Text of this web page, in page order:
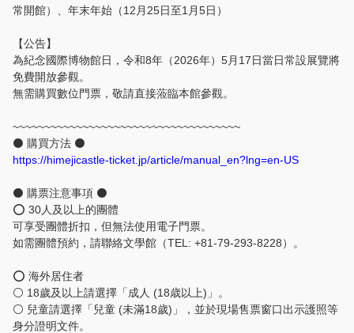
한국어
简体中文
繁體中文
Español
常開館）、年末年始（12月25日至1月5日）
【公告】
為紀念國際博物館日，令和8年（2026年）5月17日當日常設展覽將
免費開放參觀。
無需購買數位門票，敬請直接蒞臨本館參觀。
~~~~~~~~~~~~~~~~~~~~~~~~~~~~~~~~~~~~
⚫ 購買方法 ⚫
https://himejicastle-ticket.jp/article/manual_en?lng=en-US
⚫ 購票注意事項 ⚫
⭕ 30人及以上的團體
可享受團體折扣，但無法使用電子門票。
如需團體預約，請聯絡文學館（TEL: +81-79-293-8228）。
⭕ 海外居住者
⚪ 18歲及以上請選擇「成人 (18歳以上)」。
⚪ 兒童請選擇「兒童 (未滿18歲)」，並於現場售票窗口出示護照等
身分證明文件。